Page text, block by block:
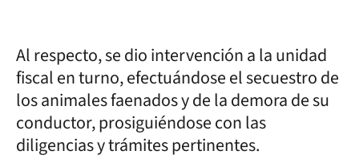
Al respecto, se dio intervención a la unidad
fiscal en turno, efectuándose el secuestro de
los animales faenados y de la demora de su
conductor, prosiguiéndose con las
diligencias y trámites pertinentes.